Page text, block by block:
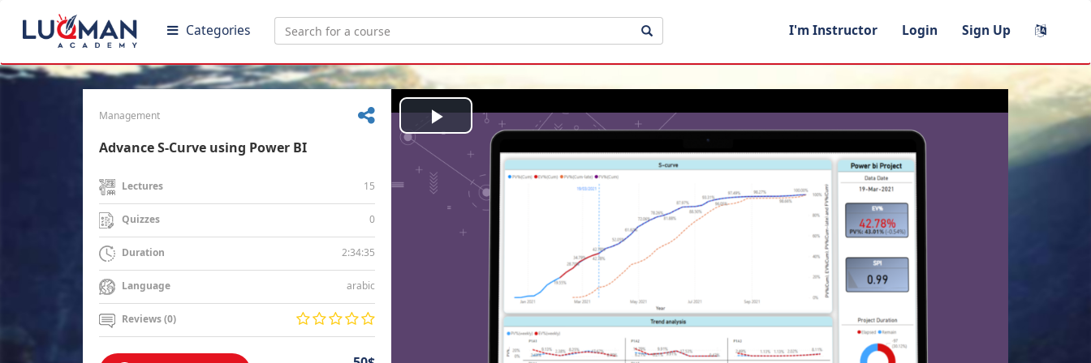
Categories I'm Instructor Login Sign Up
Management
Advance S-Curve using Power BI
Lectures 15
Quizzes 0
Duration 2:34:35
Language arabic
Reviews (0)
Play
Video